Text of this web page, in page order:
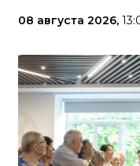
08 августа 2026,